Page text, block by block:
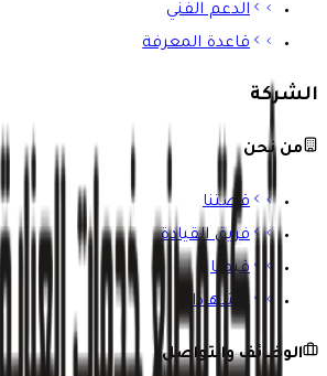
الدعم الفني
قاعدة المعرفة
الشركة
من نحن
قصتنا
فريق القيادة
قيمنا
الشهادات
الوظائف والتواصل